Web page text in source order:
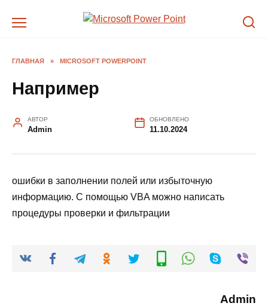
ГЛАВНАЯ » MICROSOFT POWERPOINT
Например
АВТОР
Admin
ОБНОВЛЕНО
11.10.2024
ошибки в заполнении полей или избыточную
информацию. С помощью VBA можно написать
процедуры проверки и фильтрации
Admin